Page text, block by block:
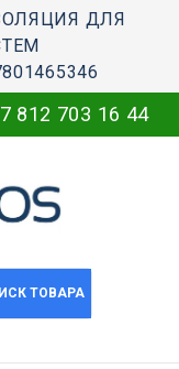
ДЛЯ
812 703 16 44
ТОВАРА